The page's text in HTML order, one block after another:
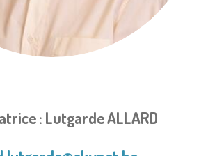
: LutgardeALLARD